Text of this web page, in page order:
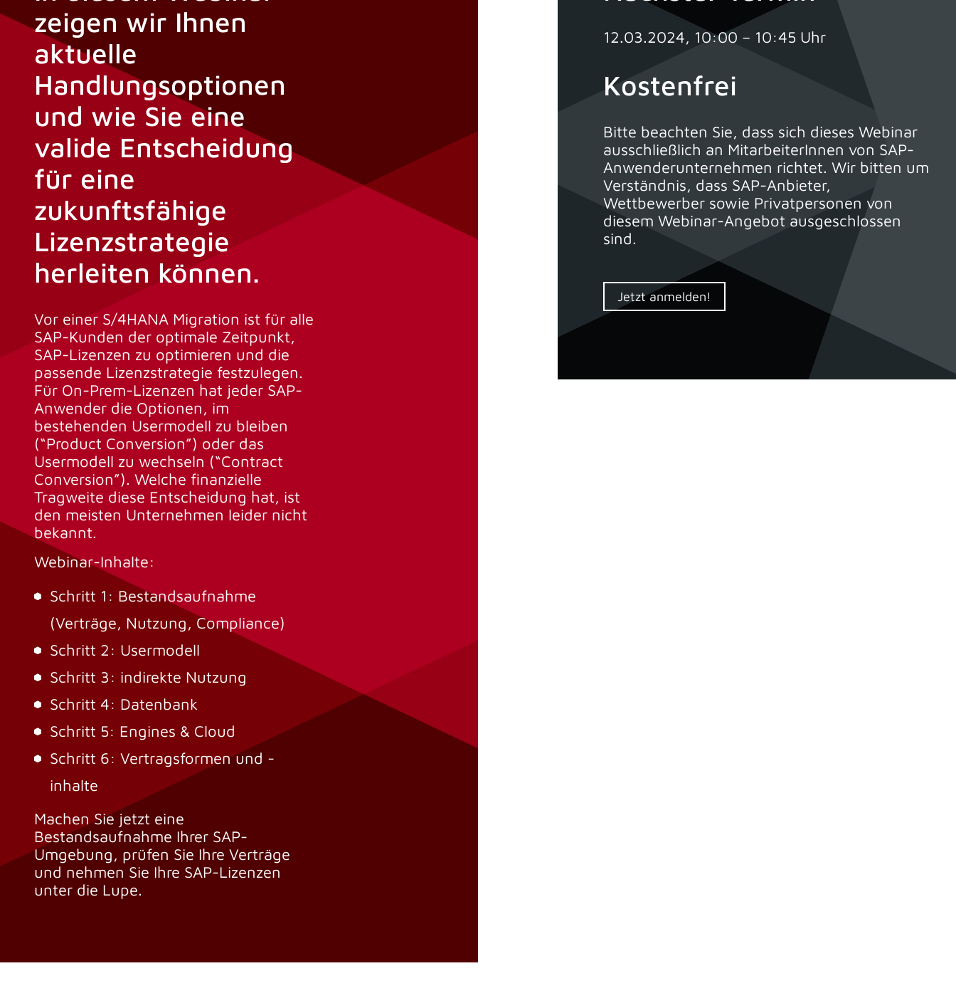
zeigen wir Ihnen
aktuelle
Handlungsoptionen
und wie Sie eine
valide Entscheidung
für eine
zukunftsfähige
Lizenzstrategie
herleiten können.
Vor einer S/4HANA Migration ist für alle
SAP-Kunden der optimale Zeitpunkt,
SAP-Lizenzen zu optimieren und die
passende Lizenzstrategie festzulegen.
Für On-Prem-Lizenzen hat jeder SAP-
Anwender die Optionen, im
bestehenden Usermodell zu bleiben
(“Product Conversion”) oder das
Usermodell zu wechseln (“Contract
Conversion”). Welche finanzielle
Tragweite diese Entscheidung hat, ist
den meisten Unternehmen leider nicht
bekannt.
Webinar-Inhalte:
Schritt 1: Bestandsaufnahme
(Verträge, Nutzung, Compliance)
Schritt 2: Usermodell
Schritt 3: indirekte Nutzung
Schritt 4: Datenbank
Schritt 5: Engines & Cloud
Schritt 6: Vertragsformen und -
inhalte
Machen Sie jetzt eine
Bestandsaufnahme Ihrer SAP-
Umgebung, prüfen Sie Ihre Verträge
und nehmen Sie Ihre SAP-Lizenzen
unter die Lupe.
12.03.2024, 10:00 – 10:45 Uhr
Kostenfrei
Bitte beachten Sie, dass sich dieses Webinar
ausschließlich an MitarbeiterInnen von SAP-
Anwenderunternehmen richtet. Wir bitten um
Verständnis, dass SAP-Anbieter,
Wettbewerber sowie Privatpersonen von
diesem Webinar-Angebot ausgeschlossen
sind.
Jetzt anmelden!